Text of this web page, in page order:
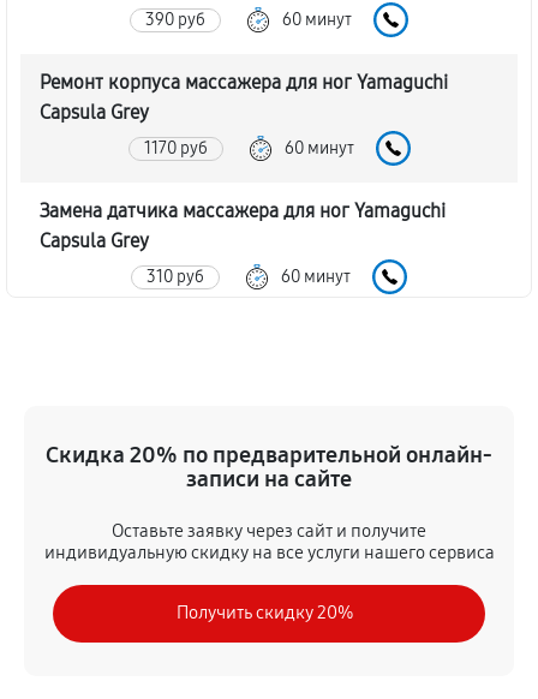
390 руб 60 минут
Ремонт корпуса массажера для ног Yamaguchi
Capsula Grey
1170 руб 60 минут
Замена датчика массажера для ног Yamaguchi
Capsula Grey
310 руб 60 минут
Ремонт электроплаты массажера для ног
710 руб 60 минут
Ремонт после залития
Скидка 20% по предварительной онлайн-
записи на сайте
Оставьте заявку через сайт и получите
индивидуальную скидку на все услуги нашего сервиса
Получить скидку 20%